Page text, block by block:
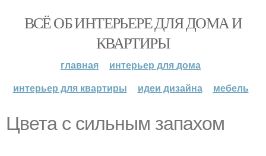
ВСЁ ОБ ИНТЕРЬЕРЕ ДЛЯ ДОМА И
КВАРТИРЫ
главная
интерьер для дома
интерьер для квартиры
идеи дизайна мебель
Цвета с сильным запахом